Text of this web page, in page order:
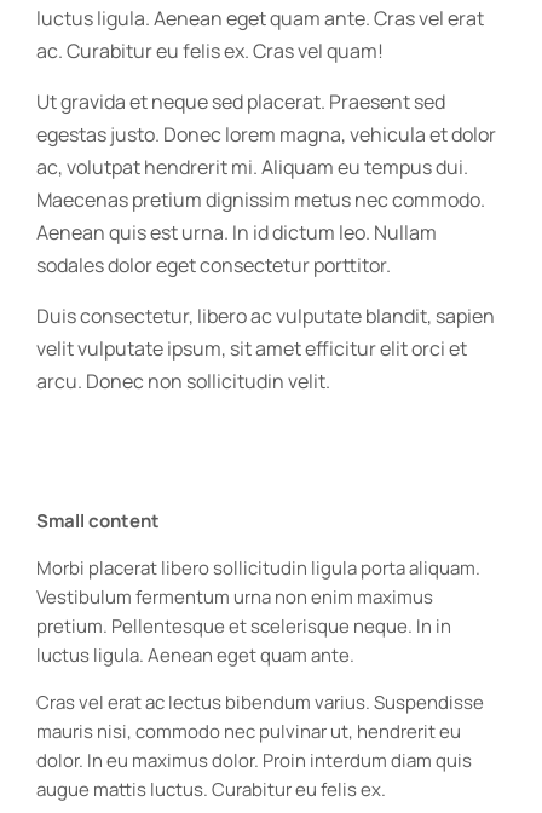
luctus ligula. Aenean eget quam ante. Cras vel erat
ac. Curabitur eu felis ex. Cras vel quam!
Ut gravida et neque sed placerat. Praesent sed
egestas justo. Donec lorem magna, vehicula et dolor
ac, volutpat hendrerit mi. Aliquam eu tempus dui.
Maecenas pretium dignissim metus nec commodo.
Aenean quis est urna. In id dictum leo. Nullam
sodales dolor eget consectetur porttitor.
Duis consectetur, libero ac vulputate blandit, sapien
velit vulputate ipsum, sit amet efficitur elit orci et
arcu. Donec non sollicitudin velit.
Small content
Morbi placerat libero sollicitudin ligula porta aliquam.
Vestibulum fermentum urna non enim maximus
pretium. Pellentesque et scelerisque neque. In in
luctus ligula. Aenean eget quam ante.
Cras vel erat ac lectus bibendum varius. Suspendisse
mauris nisi, commodo nec pulvinar ut, hendrerit eu
dolor. In eu maximus dolor. Proin interdum diam quis
augue mattis luctus. Curabitur eu felis ex.